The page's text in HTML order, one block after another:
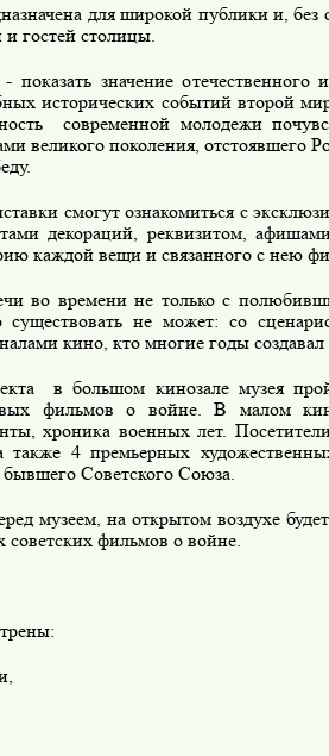
для широкой публики и, без
гостей столицы.
показать значение отечественного
исторических событий второй
современной молодежи
великого поколения, отстоявшего
смогут ознакомиться с
декораций, реквизитом,
каждой вещи и связанного с нею
во времени не только с
существовать не может: со
кино, кто многие годы создавал
в большом кинозале музея
фильмов о войне. В малом
хроника военных лет.
4 премьерных
Советского Союза.
музеем, на открытом воздухе
советских фильмов о войне.